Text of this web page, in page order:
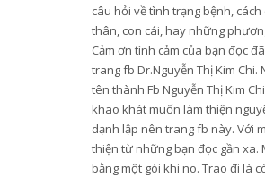
câu hỏi về tình trạng bệnh,
thân, con cái, hay những
Cảm ơn tình cảm của bạn đọc
trang fb Dr.Nguyễn Thị Kim
tên thành Fb Nguyễn Thị Kim
khao khát muốn làm thiện
dạnh lập nên trang fb này. Với
thiện từ những bạn đọc gần xa.
bằng một gói khi no. Trao đi là